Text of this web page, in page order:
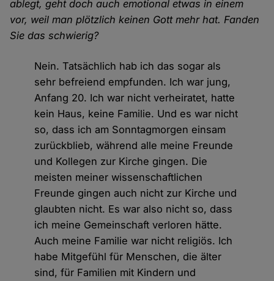
ablegt, geht doch auch emotional etwas in einem
vor, weil man plötzlich keinen Gott mehr hat. Fanden
Sie das schwierig?
Nein. Tatsächlich hab ich das sogar als
sehr befreiend empfunden. Ich war jung,
Anfang 20. Ich war nicht verheiratet, hatte
kein Haus, keine Familie. Und es war nicht
so, dass ich am Sonntagmorgen einsam
zurückblieb, während alle meine Freunde
und Kollegen zur Kirche gingen. Die
meisten meiner wissenschaftlichen
Freunde gingen auch nicht zur Kirche und
glaubten nicht. Es war also nicht so, dass
ich meine Gemeinschaft verloren hätte.
Auch meine Familie war nicht religiös. Ich
habe Mitgefühl für Menschen, die älter
sind, für Familien mit Kindern und